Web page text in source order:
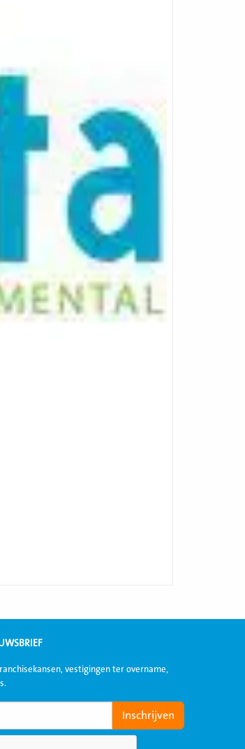
vestigingen ter overname,